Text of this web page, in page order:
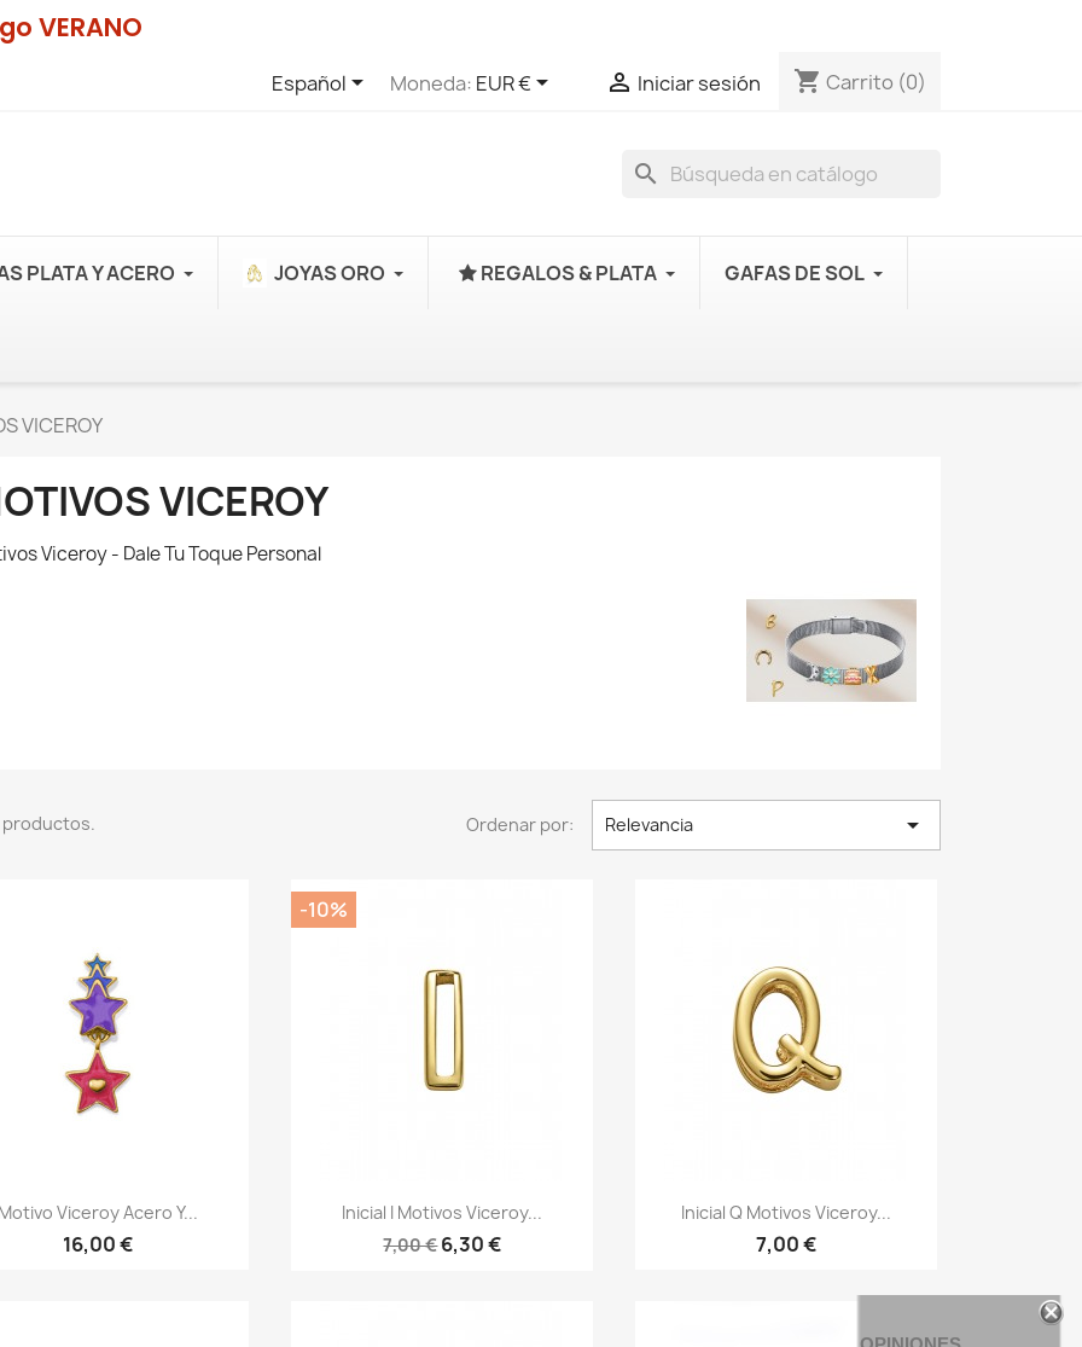
VERANO
Español Moneda: EUR €  Iniciar sesión shopping_cart Carrito (0)
search
PLATA Y ACERO JOYAS ORO REGALOS & PLATA GAFAS DE SOL
VICEROY
VICEROY
Viceroy - Dale Tu Toque Personal
productos. Ordenar por: Relevancia 
Vista rápida
Viceroy Acero Y...
16,00 €
Vista rápida
Inicial I Motivos Viceroy...
7,00 €6,30 €
-10%
Vista rápida
Inicial Q Motivos Viceroy...
7,00 €